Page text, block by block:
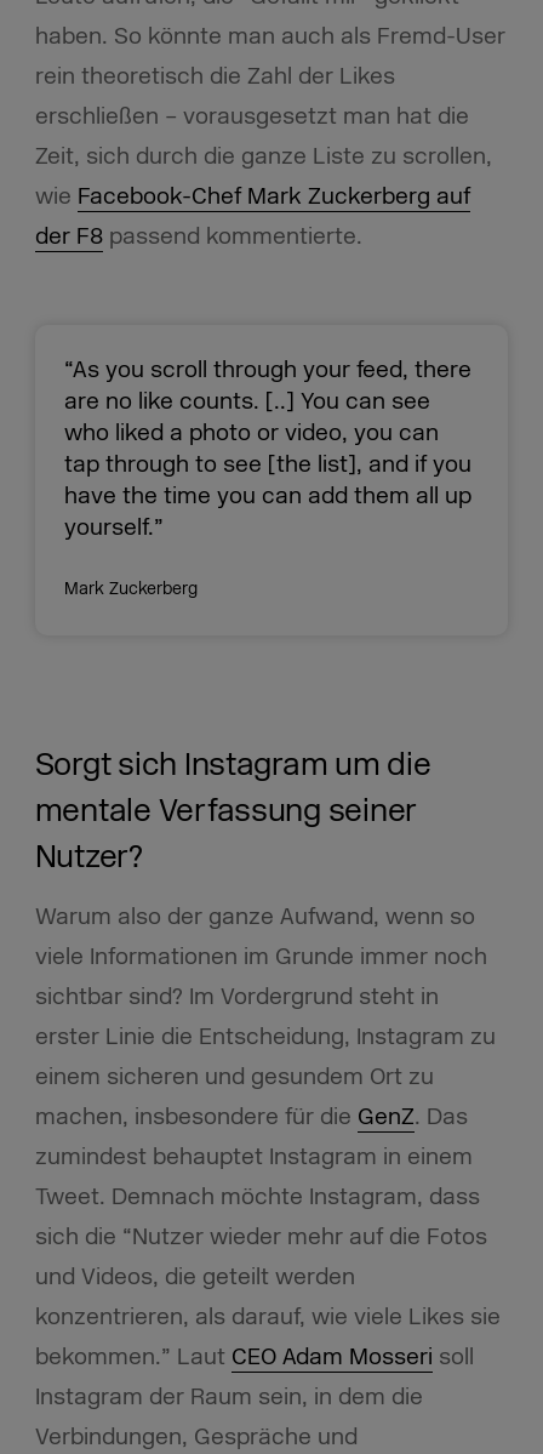
haben. So könnte man auch als Fremd-User
rein theoretisch die Zahl der Likes
erschließen – vorausgesetzt man hat die
Zeit, sich durch die ganze Liste zu scrollen,
wie Facebook-Chef Mark Zuckerberg auf
der F8passend kommentierte.
“As you scroll through your feed, there
are no like counts. [..] You can see
who liked a photo or video, you can
tap through to see [the list], and if you
have the time you can add them all up
yourself.”
Mark Zuckerberg
Sorgt sich Instagram um die
mentale Verfassung seiner
Nutzer?
Warum also der ganze Aufwand, wenn so
viele Informationen im Grunde immer noch
sichtbar sind? Im Vordergrund steht in
erster Linie die Entscheidung, Instagram zu
einem sicheren und gesundem Ort zu
machen, insbesondere für die GenZ. Das
zumindest behauptet Instagram in einem
Tweet. Demnach möchte Instagram, dass
sich die “Nutzer wieder mehr auf die Fotos
und Videos, die geteilt werden
konzentrieren, als darauf, wie viele Likes sie
bekommen.” Laut CEO Adam Mosseri soll
Instagram der Raum sein, in dem die
Verbindungen, Gespräche und